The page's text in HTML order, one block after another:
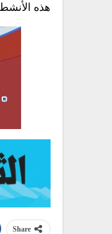
هذه
Share